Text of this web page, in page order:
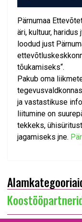
Pärnumaa
äri, kultuur,
loodud just
tõukamiseks“.
Pakub oma
ja vastastikuse
liitumine on
tekkeks,
jagamiseks jne.